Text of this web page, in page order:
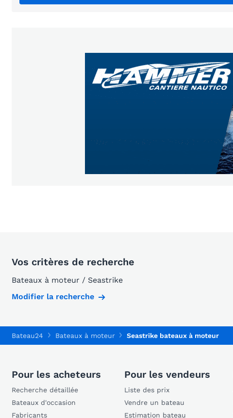
Vos critères de recherche
Bateaux à moteur / Seastrike
Modifier la recherche
Bateau24 Bateaux à moteur Seastrike bateaux à moteur
Pour les acheteurs
Recherche détaillée
Bateaux d'occasion
Fabricants
Pour les vendeurs
Liste des prix
Vendre un bateau
Estimation bateau